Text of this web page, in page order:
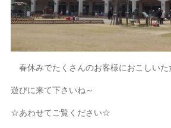
春休みでたくさんのお客様におこしいた
遊びに来て下さいね～
☆あわせてご覧ください☆